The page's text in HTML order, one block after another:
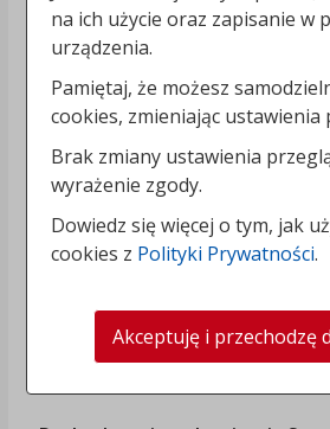
na ich użycie oraz zapisanie w
urządzenia.
Pamiętaj, że możesz
cookies, zmieniając ustawienia
Brak zmiany ustawienia
wyrażenie zgody.
Dowiedz się więcej o tym, jak
cookies z Polityki Prywatności.
Akceptuję i przechodzę